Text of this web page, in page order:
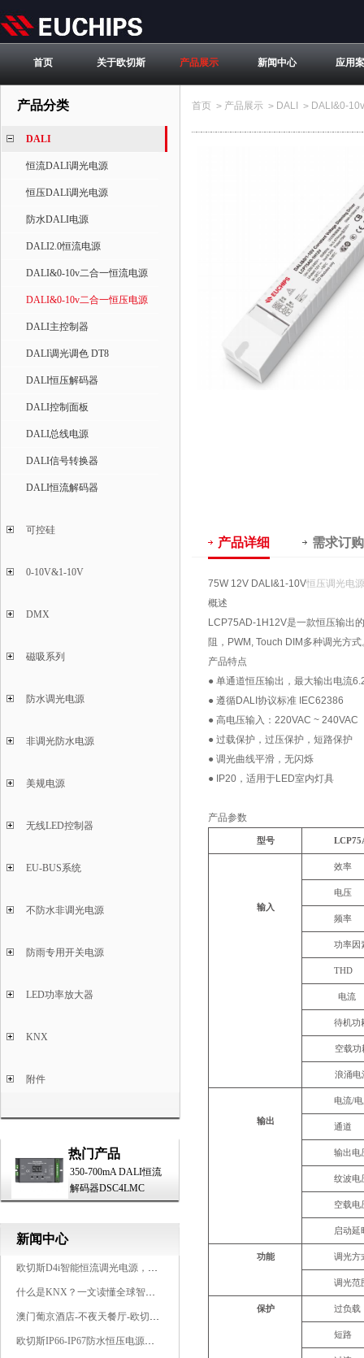
首页 关于欧切斯 产品展示 新闻中心 应用
产品分类
DALI
恒流DALI调光电源
恒压DALI调光电源
防水DALI电源
DALI2.0恒流电源
DALI&0-10v二合一恒流电源
DALI&0-10v二合一恒压电源
DALI主控制器
DALI调光调色 DT8
DALI恒压解码器
DALI控制面板
DALI总线电源
DALI信号转换器
DALI恒流解码器
可控硅
0-10V&1-10V
DMX
磁吸系列
防水调光电源
非调光防水电源
美规电源
无线LED控制器
EU-BUS系统
不防水非调光电源
防雨专用开关电源
LED功率放大器
KNX
附件
热门产品
350-700mA DALI恒流
解码器DSC4LMC
新闻中心
欧切斯D4i智能恒流调光电源，引领未来照明生态
什么是KNX？一文读懂全球智能建筑控制标准
澳门葡京酒店-不夜天餐厅-欧切斯KNX智能控制系统打造高端智慧空间
欧切斯IP66-IP67防水恒压电源，无惧风雨，智稳如一
首页 > 产品展示 > DALI > DALI&0-
产品详细 需求订购
75W 12V DALI&1-10V恒压调光电源
概述
LCP75AD-1H12V是一款恒压输出
阻，PWM, Touch DIM多种调光方式
产品特点
● 单通道恒压输出，最大输出电流
● 遵循DALI协议标准 IEC62386
● 高电压输入：220VAC ~ 240VAC
● 过载保护，过压保护，短路保护
● 调光曲线平滑，无闪烁
● IP20，适用于LED室内灯具
产品参数
型号
输入
效率
电压
频率
功率因
THD
电流
待机功
空载功
浪涌电
输出
电流/
通道
输出电
纹波电
空载电
启动延
功能 调光方
调光范
保护 过负载
短路